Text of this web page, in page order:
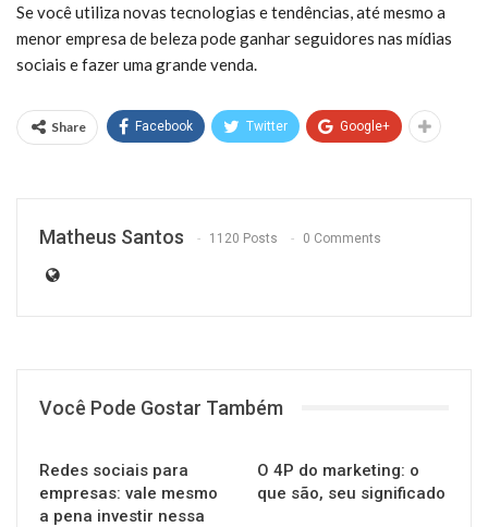
Se você utiliza novas tecnologias e tendências, até mesmo a
menor empresa de beleza pode ganhar seguidores nas mídias
sociais e fazer uma grande venda.
Share Facebook Twitter Google+
Matheus Santos 1120 Posts 0 Comments
Você Pode Gostar Também
Redes sociais para
empresas: vale mesmo
a pena investir nessa
O 4P do marketing: o
que são, seu significado